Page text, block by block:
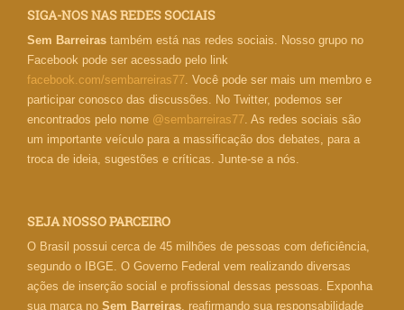
SIGA-NOS NAS REDES SOCIAIS
Sem Barreiras também está nas redes sociais. Nosso grupo no
Facebook pode ser acessado pelo link
facebook.com/sembarreiras77 . Você pode ser mais um membro e
participar conosco das discussões. No Twitter, podemos ser
encontrados pelo nome @sembarreiras77 . As redes sociais são
um importante veículo para a massificação dos debates, para a
troca de ideia, sugestões e críticas. Junte-se a nós.
SEJA NOSSO PARCEIRO
O Brasil possui cerca de 45 milhões de pessoas com deficiência,
segundo o IBGE. O Governo Federal vem realizando diversas
ações de inserção social e profissional dessas pessoas. Exponha
sua marca no Sem Barreiras , reafirmando sua responsabilidade